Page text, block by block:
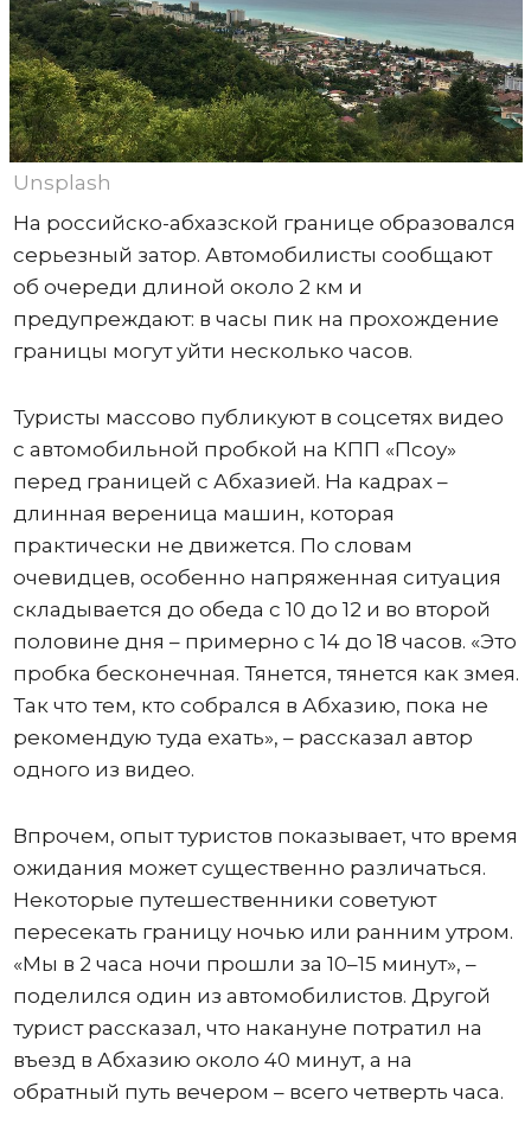
Unsplash
На российско-абхазской границе образовался
серьезный затор. Автомобилисты сообщают
об очереди длиной около 2 км и
предупреждают: в часы пик на прохождение
границы могут уйти несколько часов.
Туристы массово публикуют в соцсетях видео
с автомобильной пробкой на КПП «Псоу»
перед границей с Абхазией. На кадрах –
длинная вереница машин, которая
практически не движется. По словам
очевидцев, особенно напряженная ситуация
складывается до обеда с 10 до 12 и во второй
половине дня – примерно с 14 до 18 часов. «Это
пробка бесконечная. Тянется, тянется как змея.
Так что тем, кто собрался в Абхазию, пока не
рекомендую туда ехать», – рассказал автор
одного из видео.
Впрочем, опыт туристов показывает, что время
ожидания может существенно различаться.
Некоторые путешественники советуют
пересекать границу ночью или ранним утром.
«Мы в 2 часа ночи прошли за 10–15 минут», –
поделился один из автомобилистов. Другой
турист рассказал, что накануне потратил на
въезд в Абхазию около 40 минут, а на
обратный путь вечером – всего четверть часа.